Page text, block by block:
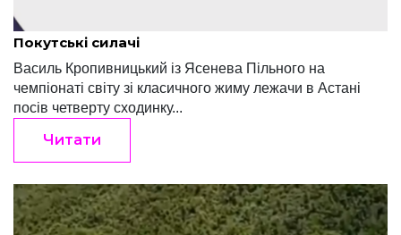
Редакція "Край"
Покутські силачі
Василь Кропивницький із Ясенева Пільного на
чемпіонаті світу зі класичного жиму лежачи в Астані
посів четверту сходинку...
Читати